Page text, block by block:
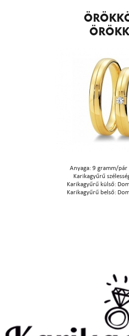
Anyaga: 9 gramm/pár
Karikagyűrű
Karikagyűrű külső:
Karikagyűrű belső: